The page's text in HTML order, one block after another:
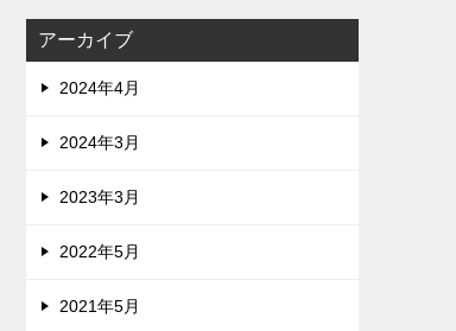
アーカイブ
2024年4月
2024年3月
2023年3月
2022年5月
2021年5月